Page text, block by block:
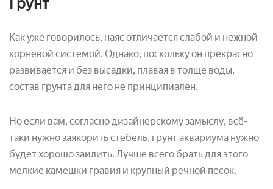
Как уже говорилось, наяс отличается слабой и нежной
корневой системой. Однако, поскольку он прекрасно
развивается и без высадки, плавая в толще воды,
состав грунта для него не принципиален.
Но если вам, согласно дизайнерскому замыслу, всё-
таки нужно заякорить стебель, грунт аквариума нужно
будет хорошо заилить. Лучше всего брать для этого
мелкие камешки гравия и крупный речной песок.